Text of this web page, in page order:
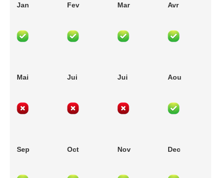
Jan Fev Mar Avr
Mai Jui Jui Aou
Sep Oct Nov Dec